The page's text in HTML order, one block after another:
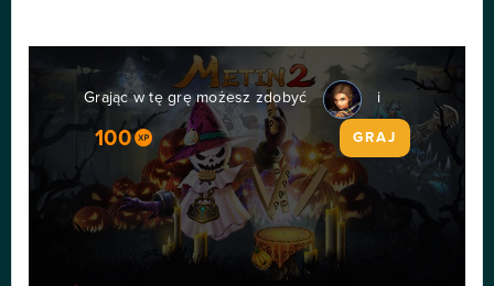
Grając w tę grę możesz zdobyć i
100 GRAJ